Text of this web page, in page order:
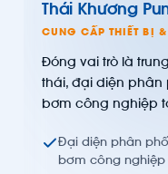
Thái Khương
CUNG CẤP THIẾT BỊ
Đóng vai trò là
thái, đại diện
bơm công nghiệp
Đại diện phân
bơm công nghiệp